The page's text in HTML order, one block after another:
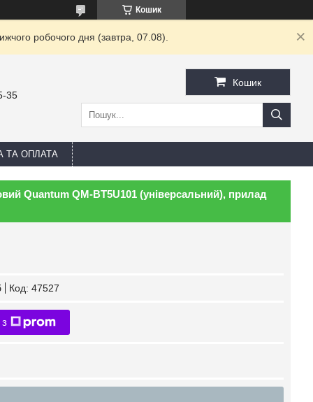
Кошик
робочого дня (завтра, 07.08).
35
Кошик
ТА ОПЛАТА
Quantum QM-BT5U101 (універсальний), прилад
Код: 47527